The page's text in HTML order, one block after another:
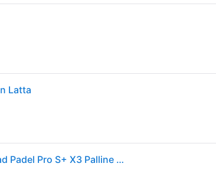
Latta
Head. Palline Padel Pressurizzate Head Padel Pro S+ X3 Palline Padel Ritiro Gratis - verde - Senza taglia